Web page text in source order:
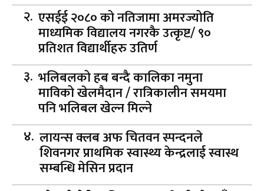
एसईई २०८० को नतिजामा अमरज्योति
माध्यमिक विद्यालय नगरकै उत्कृष्ट/ ९०
प्रतिशत विद्यार्थीहरु उतिर्ण
भलिबलको हब बन्दै कालिका नमुना
माविको खेलमैदान / रात्रिकालीन समयमा
पनि भलिबल खेल्न मिल्ने
लायन्स क्लब अफ चितवन स्पन्दनले
शिवनगर प्राथमिक स्वास्थ्य केन्द्रलाई स्वास्थ
सम्बन्धि मेसिन प्रदान